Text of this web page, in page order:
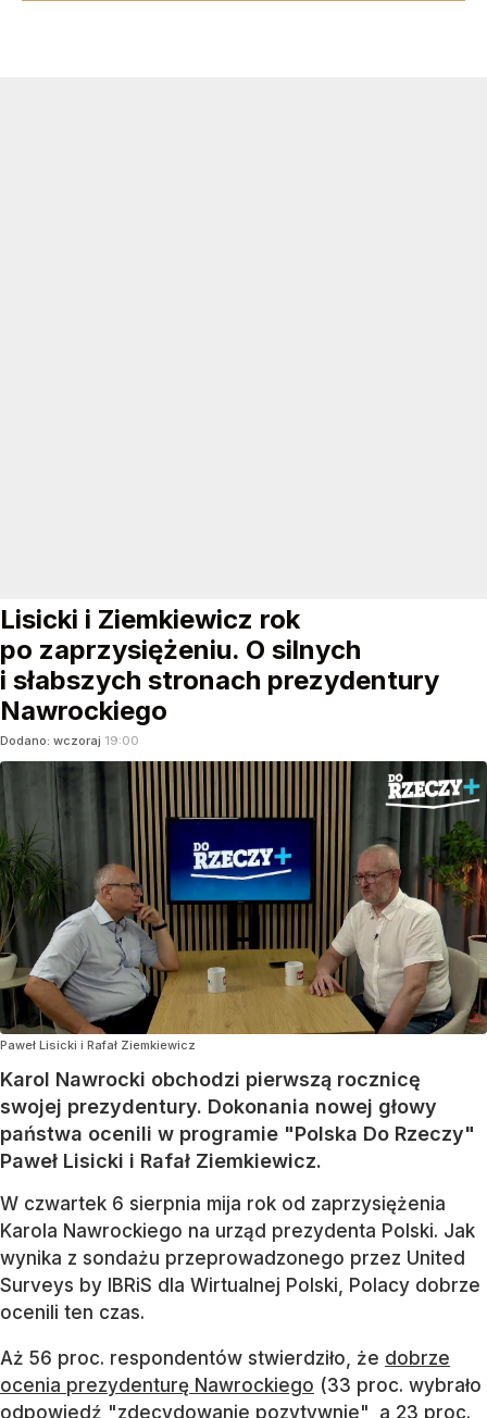
Lisicki i Ziemkiewicz rok
po zaprzysiężeniu. O silnych
i słabszych stronach prezydentury
Nawrockiego
Dodano: wczoraj 19:00
Paweł Lisicki i Rafał Ziemkiewicz
Karol Nawrocki obchodzi pierwszą rocznicę
swojej prezydentury. Dokonania nowej głowy
państwa ocenili w programie "Polska Do Rzeczy"
Paweł Lisicki i Rafał Ziemkiewicz.
W czwartek 6 sierpnia mija rok od zaprzysiężenia
Karola Nawrockiego na urząd prezydenta Polski. Jak
wynika z sondażu przeprowadzonego przez United
Surveys by IBRiS dla Wirtualnej Polski, Polacy dobrze
ocenili ten czas.
Aż 56 proc. respondentów stwierdziło, że dobrze
ocenia prezydenturę Nawrockiego (33 proc. wybrało
odpowiedź "zdecydowanie pozytywnie", a 23 proc.